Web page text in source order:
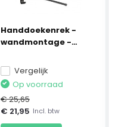
Handdoekenrek -
wandmontage -
Vergelijk
Op voorraad
€ 25,65
€ 21,95 Incl. btw